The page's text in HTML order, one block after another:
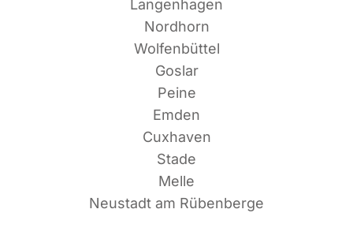
Langenhagen
Nordhorn
Wolfenbüttel
Goslar
Peine
Emden
Cuxhaven
Stade
Melle
Neu­stadt am Rübenberge